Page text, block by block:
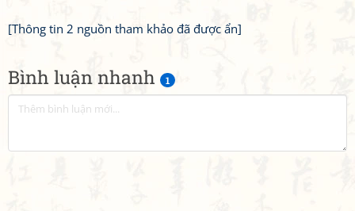
Bình luận nhanh 1
[Thông tin 2 nguồn tham khảo đã được ẩn]